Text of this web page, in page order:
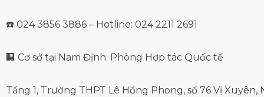
☎️ 024 3856 3886 – Hotline: 024 2211 2691
🏢 Cơ sở tại Nam Định: Phòng Hợp tác Quốc tế
Tầng 1, Trường THPT Lê Hồng Phong, số 76 Vị Xuyên,